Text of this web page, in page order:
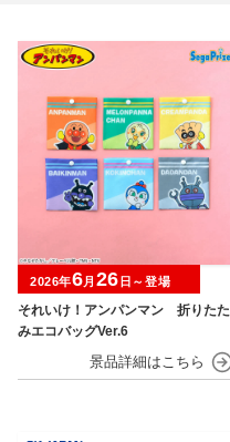
それいけ！アンパンマン 折りたた
みエコバッグVer.6
2026年6月 26 日～登場